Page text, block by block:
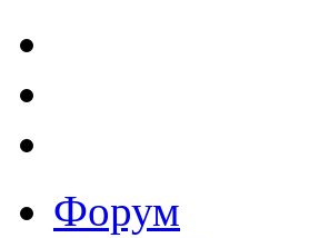
Форум